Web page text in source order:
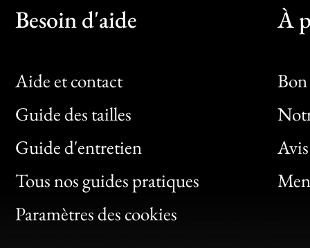
Besoin d'aide
Aide et contact
Guide des tailles
Guide d'entretien
Tous nos guides pratiques
Paramètres des cookies
À
Bon
Clic